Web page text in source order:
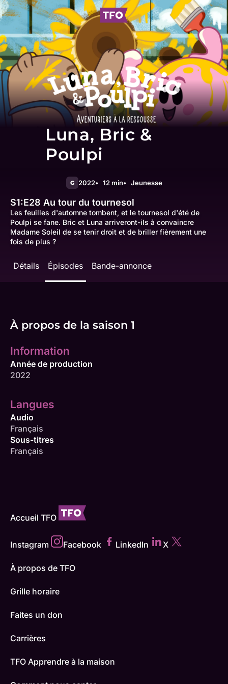
Luna, Bric &
Poulpi
G 2022 12 min Jeunesse
S1:E28 Au tour du tournesol
Les feuilles d'automne tombent, et le tournesol d'été de
Poulpi se fane. Bric et Luna arriveront-ils à convaincre
Madame Soleil de se tenir droit et de briller fièrement une
fois de plus ?
Détails Épisodes Bande-annonce
À propos de la saison 1
Information
Année de production
2022
Langues
Audio
Français
Sous-titres
Français
Accueil TFO
Instagram Facebook LinkedIn X
À propos de TFO
Grille horaire
Faites un don
Carrières
TFO Apprendre à la maison